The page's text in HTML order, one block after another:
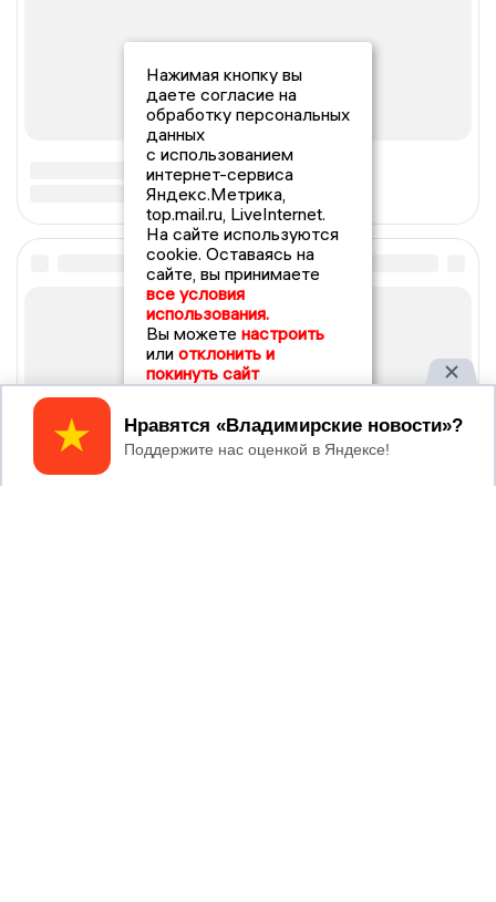
Нажимая кнопку вы
даете согласие на
обработку персональных
данных
с использованием
интернет-сервиса
Яндекс.Метрика,
top.mail.ru, LiveInternet.
На сайте используются
cookie. Оставаясь на
сайте, вы принимаете
все условия
использования.
Вы можете настроить
или отклонить и
покинуть сайт
Принять